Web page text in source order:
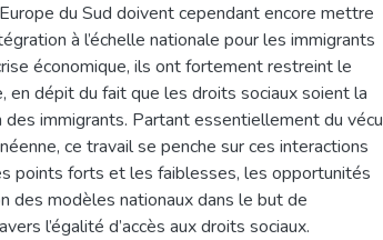
du Sud doivent cependant encore mettre
à l’échelle nationale pour les immigrants
économique, ils ont fortement restreint le
en dépit du fait que les droits sociaux soient la
des immigrants. Partant essentiellement du vécu
ce travail se penche sur ces interactions
points forts et les faiblesses, les opportunités
des modèles nationaux dans le but de
l’égalité d’accès aux droits sociaux.